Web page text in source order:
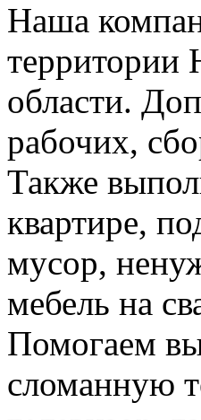
Наша
территории
области.
рабочих,
Также
квартире,
мусор,
мебель на
Помогаем
сломанную